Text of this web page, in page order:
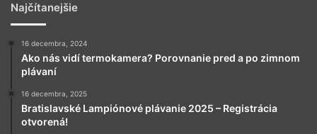
Najčítanejšie
16 decembra, 2024
Ako nás vidí termokamera? Porovnanie pred a po zimnom
plávaní
16 decembra, 2025
Bratislavské Lampiónové plávanie 2025 – Registrácia
otvorená!